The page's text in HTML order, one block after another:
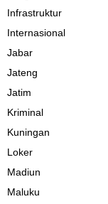
Infrastruktur
Internasional
Jabar
Jateng
Jatim
Kriminal
Kuningan
Loker
Madiun
Maluku